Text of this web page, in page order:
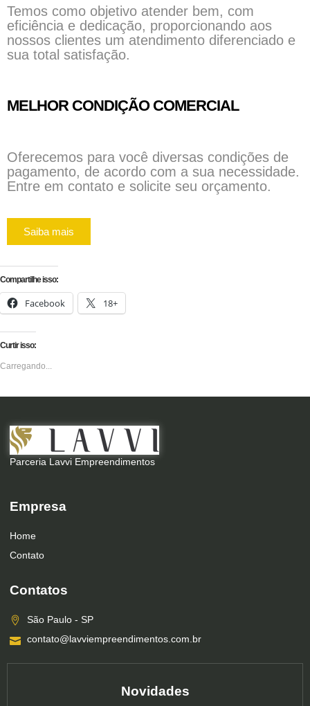
Temos como objetivo atender bem, com
eficiência e dedicação, proporcionando aos
nossos clientes um atendimento diferenciado e
sua total satisfação.
MELHOR CONDIÇÃO COMERCIAL
Oferecemos para você diversas condições de
pagamento, de acordo com a sua necessidade.
Entre em contato e solicite seu orçamento.
Saiba mais
Compartilhe isso:
Facebook 18+
Curtir isso:
Carregando...
Parceria Lavvi Empreendimentos
Empresa
Home
Contato
Contatos
São Paulo - SP
contato@lavviempreendimentos.com.br
Novidades